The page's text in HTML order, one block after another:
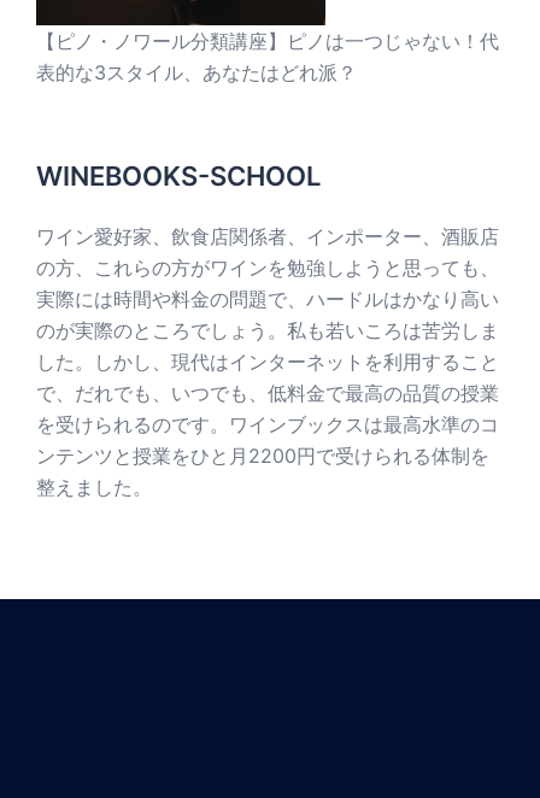
【ピノ・ノワール分類講座】ピノは一つじゃない！代
表的な3スタイル、あなたはどれ派？
WINEBOOKS-SCHOOL
ワイン愛好家、飲食店関係者、インポーター、酒販店
の方、これらの方がワインを勉強しようと思っても、
実際には時間や料金の問題で、ハードルはかなり高い
のが実際のところでしょう。私も若いころは苦労しま
した。しかし、現代はインターネットを利用すること
で、だれでも、いつでも、低料金で最高の品質の授業
を受けられるのです。ワインブックスは最高水準のコ
ンテンツと授業をひと月2200円で受けられる体制を
整えました。